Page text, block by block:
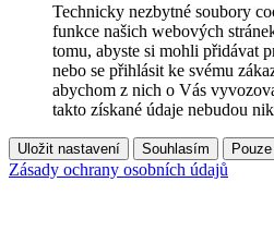
Technicky nezbytné soubory
funkce našich webových
tomu, abyste si mohli přidávat
nebo se přihlásit ke svému
abychom z nich o Vás
takto získané údaje nebudou
Uložit nastavení Souhlasím
Zásady ochrany osobních údajů